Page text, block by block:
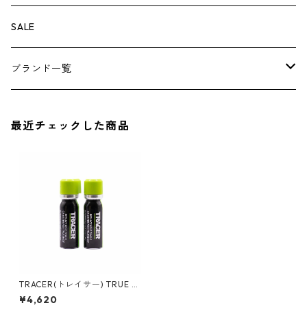
その他
その他
ナイフ
芳香剤
ボトムス
アンダーウェア
ウォレット
エアーフレッシュナー
SALE
ブランド一覧
最近チェックした商品
TRACER(トレイサー) TRUE S
HOT交換用カートリッジ（2本
セット） ACSC2
¥4,620